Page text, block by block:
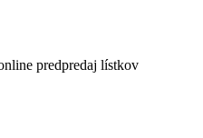
predpredaj lístkov